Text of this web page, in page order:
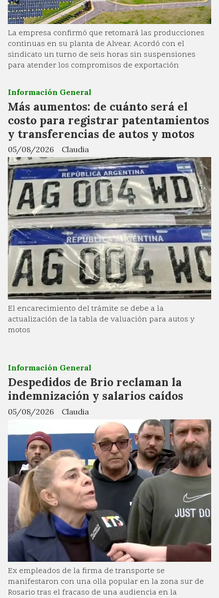
La empresa confirmó que retomará las producciones
continuas en su planta de Alvear. Acordó con el
sindicato un turno de seis horas sin suspensiones
para atender los compromisos de exportación
Más aumentos: de cuánto será el
costo para registrar patentamientos
y transferencias de autos y motos
Claudia
Información General
05/08/2026
El encarecimiento del trámite se debe a la
actualización de la tabla de valuación para autos y
motos
Despedidos de Brio reclaman la
indemnización y salarios caídos
Claudia
Información General
05/08/2026
Ex empleados de la firma de transporte se
manifestaron con una olla popular en la zona sur de
Rosario tras el fracaso de una audiencia en la